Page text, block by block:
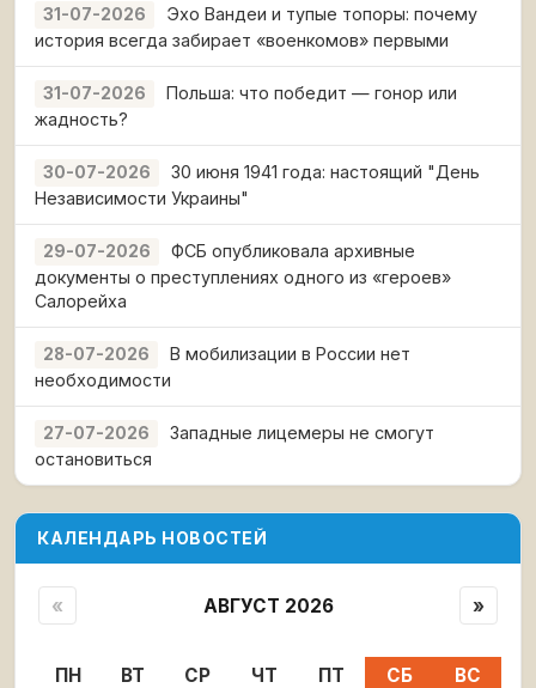
31-07-2026
Эхо Вандеи и тупые топоры: почему
история всегда забирает «военкомов» первыми
31-07-2026
Польша: что победит — гонор или
жадность?
30-07-2026
30 июня 1941 года: настоящий "День
Независимости Украины"
29-07-2026
ФСБ опубликовала архивные
документы о преступлениях одного из «героев»
Салорейха
28-07-2026
В мобилизации в России нет
необходимости
27-07-2026
Западные лицемеры не смогут
остановиться
КАЛЕНДАРЬ НОВОСТЕЙ
« АВГУСТ 2026 »
ПН ВТ СР ЧТ ПТ СБ
ВС